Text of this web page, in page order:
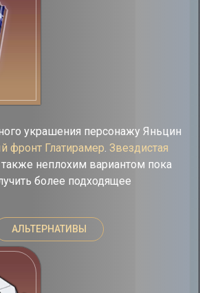
украшения персонажу Яньцин
фронт Глатирамер. Звездистая
неплохим вариантом пока
более подходящее
АЛЬТЕРНАТИВЫ